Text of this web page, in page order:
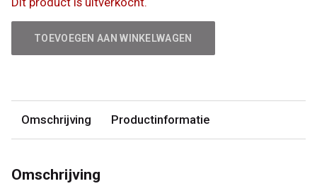
TOEVOEGEN AAN WINKELWAGEN
Omschrijving Productinformatie
Omschrijving